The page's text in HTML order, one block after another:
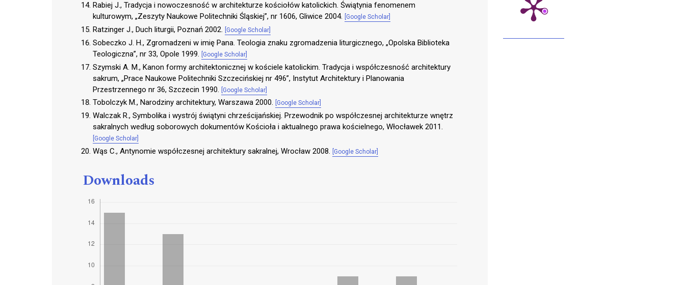
Rabiej J., Tradycja i nowoczesność w architekturze kościołów katolickich. Świątynia fenomenem
kulturowym, „Zeszyty Naukowe Politechniki Śląskiej”, nr 1606, Gliwice 2004.
[Google Scholar]
Ratzinger J., Duch liturgii, Poznań 2002. [Google Scholar]
Sobeczko J. H., Zgromadzeni w imię Pana. Teologia znaku zgromadzenia liturgicznego, „Opolska Biblioteka
Teologiczna”, nr 33, Opole 1999.
[Google Scholar]
Szymski A. M., Kanon formy architektonicznej w kościele katolickim. Tradycja i współczesność architektury
sakrum, „Prace Naukowe Politechniki Szczecińskiej nr 496”, Instytut Architektury i Planowania
Przestrzennego nr 36, Szczecin 1990.
[Google Scholar]
Tobolczyk M., Narodziny architektury, Warszawa 2000. [Google Scholar]
Walczak R., Symbolika i wystrój świątyni chrześcijańskiej. Przewodnik po współczesnej architekturze wnętrz
sakralnych według soborowych dokumentów Kościoła i aktualnego prawa kościelnego, Włocławek 2011.
[Google Scholar]
Wąs C., Antynomie współczesnej architektury sakralnej, Wrocław 2008. [Google Scholar]
Downloads